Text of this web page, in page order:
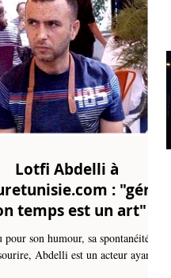
Lotfi Abdelli à
: "gérer
temps est un art"
pour son humour, sa spontanéité et
Abdelli est un acteur ayant